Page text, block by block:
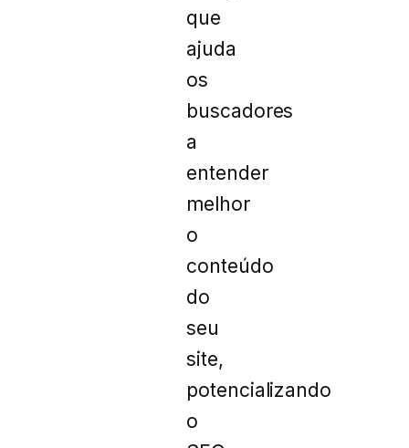
que
ajuda
os
buscadores
a
entender
melhor
o
conteúdo
do
seu
site,
potencializando
o